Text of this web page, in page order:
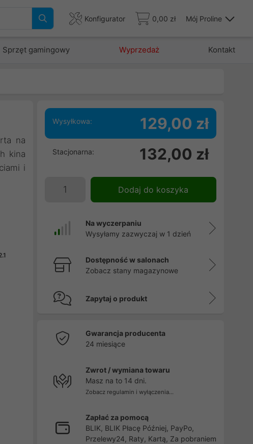
Konfigurator 0,00 zł Mój Proline
Sprzęt gamingowy Wyprzedaż Kontakt
na
kina
i
Wysyłkowa: 129,00 zł
Stacjonarna: 132,00 zł
Dodaj do koszyka
Na wyczerpaniu
Wysyłamy zazwyczaj w 1 dzień
Dostępność w salonach
Zobacz stany magazynowe
Zapytaj o produkt
Gwarancja producenta
24 miesiące
Zwrot / wymiana towaru
Masz na to 14 dni.
Zobacz regulamin i wyłączenia...
Zapłać za pomocą
BLIK, BLIK Płacę Później, PayPo,
Przelewy24, Raty, Kartą, Za pobraniem